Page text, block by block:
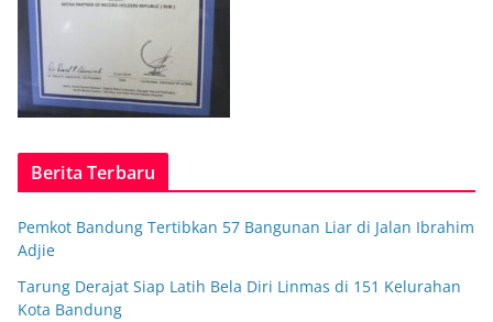
Berita Terbaru
Pemkot Bandung Tertibkan 57 Bangunan Liar di Jalan Ibrahim
Adjie
Tarung Derajat Siap Latih Bela Diri Linmas di 151 Kelurahan
Kota Bandung